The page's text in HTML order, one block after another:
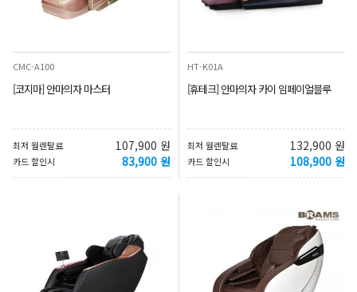
CMC-A100
[코지마] 안마의자 마스터
최저 월렌탈료 107,900 원
카드 할인시 83,900 원
HT-K01A
[휴테크] 안마의자 카이 임페이얼블루
최저 월렌탈료 132,900 원
카드 할인시 108,900 원